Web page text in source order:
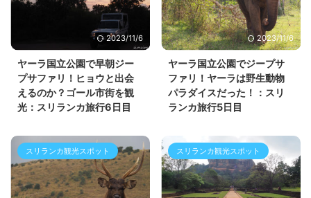
2023/11/6
ヤーラ国立公園で早朝ジー
プサファリ！ヒョウと出会
えるのか？ゴール市街を観
光：スリランカ旅行6日目
2023/11/6
ヤーラ国立公園でジープサ
ファリ！ヤーラは野生動物
パラダイスだった！：スリ
ランカ旅行5日目
スリランカ観光スポット スリランカ観光スポット